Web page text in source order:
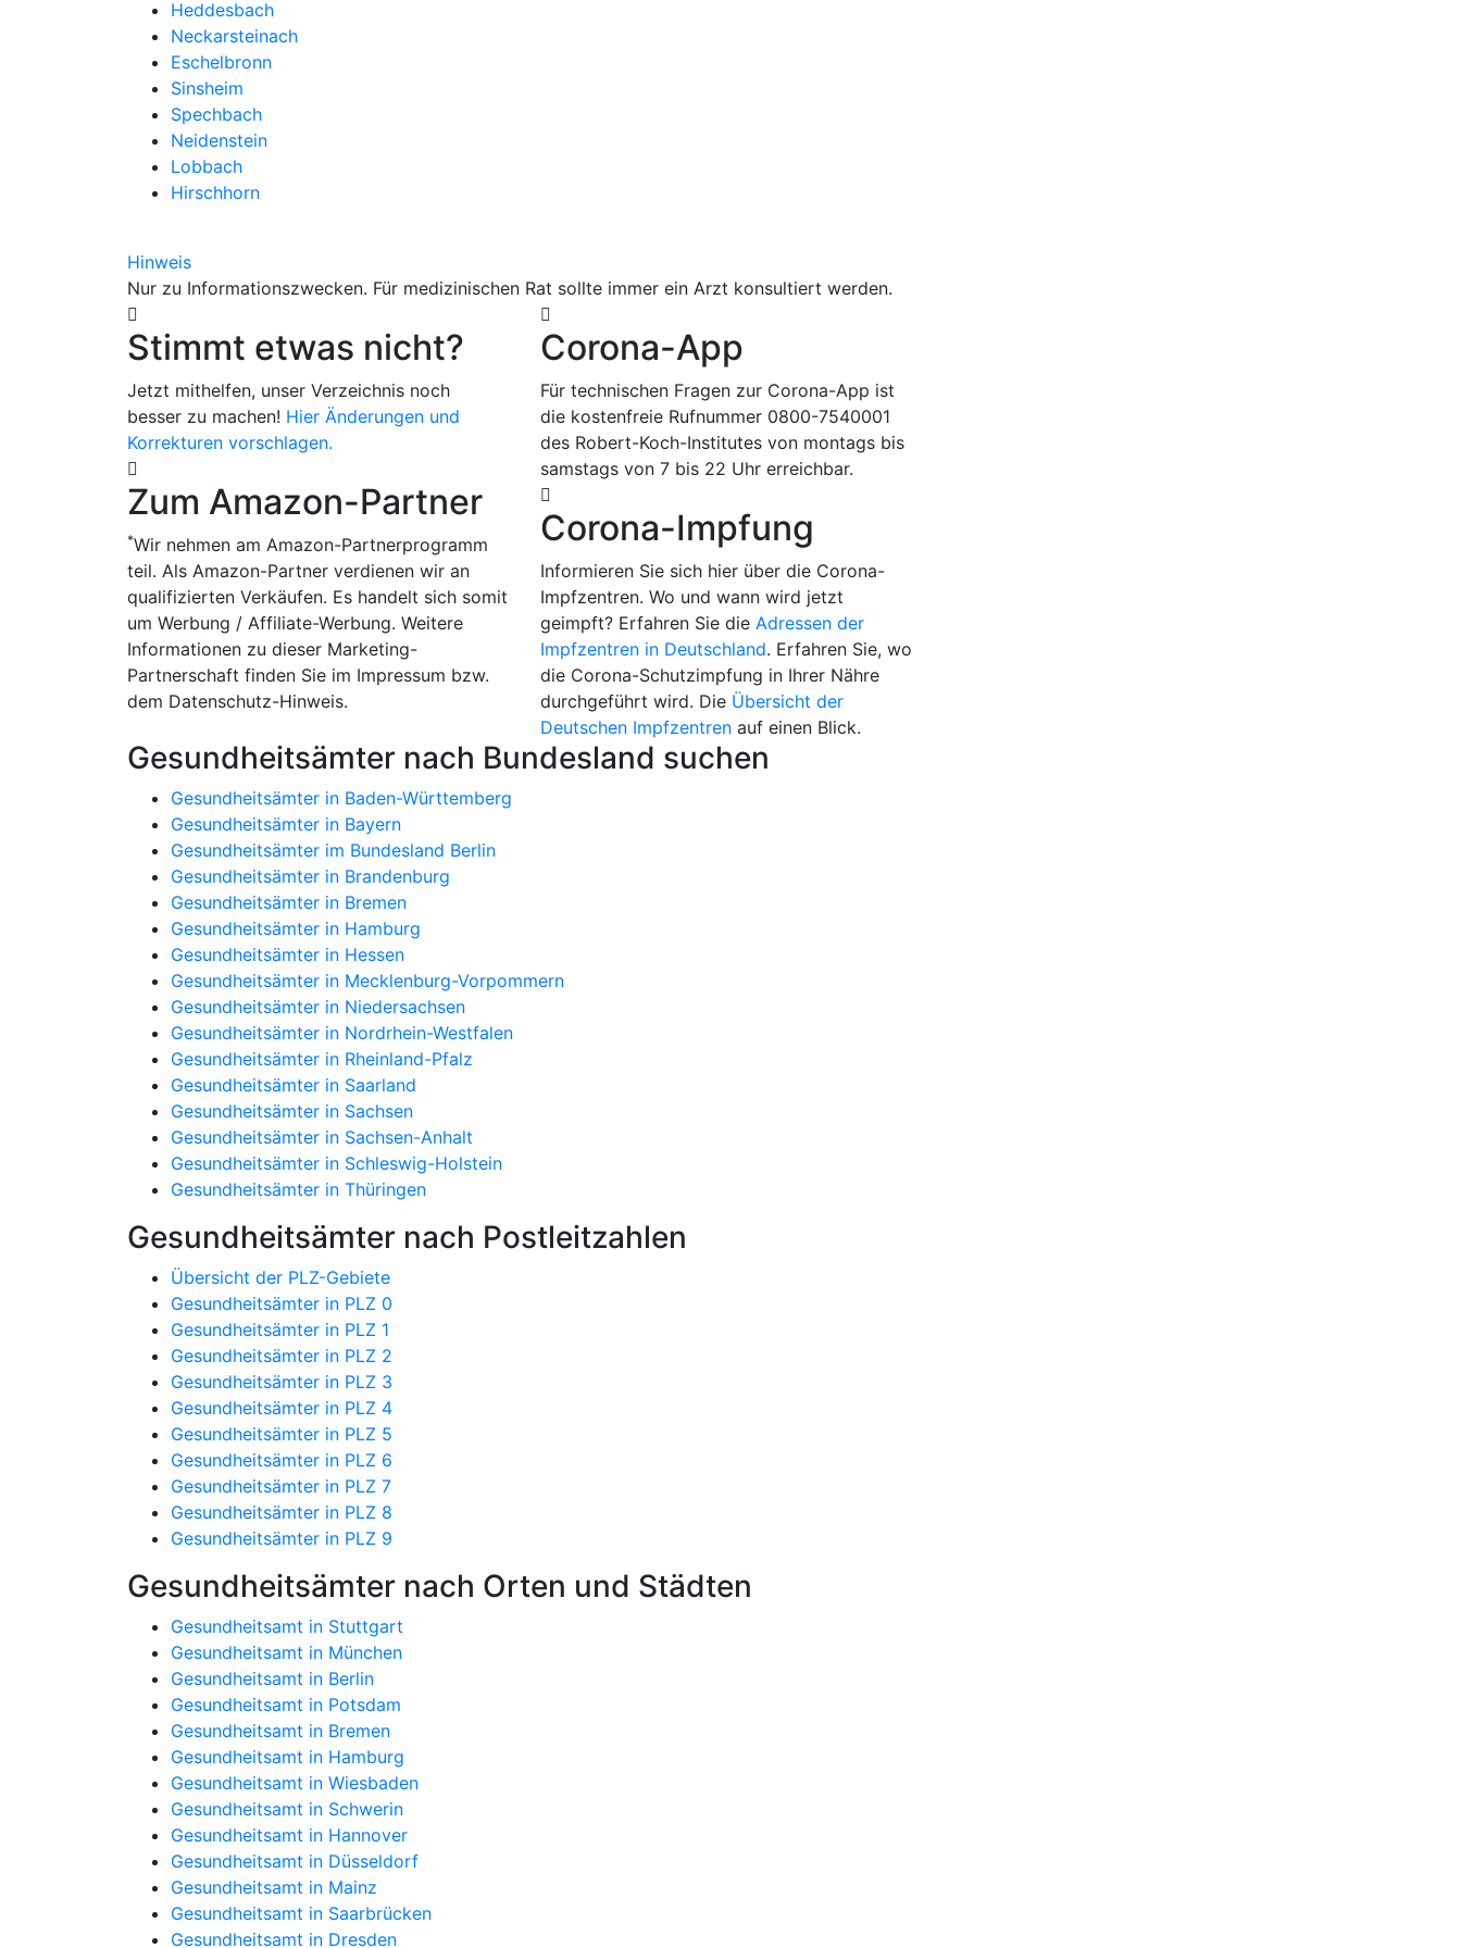
Heddesbach
Neckarsteinach
Eschelbronn
Sinsheim
Spechbach
Neidenstein
Lobbach
Hirschhorn
Hinweis
Nur zu Informationszwecken. Für medizinischen Rat sollte immer ein Arzt konsultiert werden.
Stimmt etwas nicht?
Jetzt mithelfen, unser Verzeichnis noch
besser zu machen! Hier Änderungen und
Korrekturen vorschlagen.
Zum Amazon-Partner
*Wir nehmen am Amazon-Partnerprogramm
teil. Als Amazon-Partner verdienen wir an
qualifizierten Verkäufen. Es handelt sich somit
um Werbung / Affiliate-Werbung. Weitere
Informationen zu dieser Marketing-
Partnerschaft finden Sie im Impressum bzw.
dem Datenschutz-Hinweis.
Corona-App
Für technischen Fragen zur Corona-App ist
die kostenfreie Rufnummer 0800-7540001
des Robert-Koch-Institutes von montags bis
samstags von 7 bis 22 Uhr erreichbar.
Corona-Impfung
Informieren Sie sich hier über die Corona-
Impfzentren. Wo und wann wird jetzt
geimpft? Erfahren Sie die Adressen der
Impfzentren in Deutschland. Erfahren Sie, wo
die Corona-Schutzimpfung in Ihrer Nähre
durchgeführt wird. Die Übersicht der
Deutschen Impfzentren auf einen Blick.
Gesundheitsämter nach Bundesland suchen
Gesundheitsämter in Baden-Württemberg
Gesundheitsämter in Bayern
Gesundheitsämter im Bundesland Berlin
Gesundheitsämter in Brandenburg
Gesundheitsämter in Bremen
Gesundheitsämter in Hamburg
Gesundheitsämter in Hessen
Gesundheitsämter in Mecklenburg-Vorpommern
Gesundheitsämter in Niedersachsen
Gesundheitsämter in Nordrhein-Westfalen
Gesundheitsämter in Rheinland-Pfalz
Gesundheitsämter in Saarland
Gesundheitsämter in Sachsen
Gesundheitsämter in Sachsen-Anhalt
Gesundheitsämter in Schleswig-Holstein
Gesundheitsämter in Thüringen
Gesundheitsämter nach Postleitzahlen
Übersicht der PLZ-Gebiete
Gesundheitsämter in PLZ 0
Gesundheitsämter in PLZ 1
Gesundheitsämter in PLZ 2
Gesundheitsämter in PLZ 3
Gesundheitsämter in PLZ 4
Gesundheitsämter in PLZ 5
Gesundheitsämter in PLZ 6
Gesundheitsämter in PLZ 7
Gesundheitsämter in PLZ 8
Gesundheitsämter in PLZ 9
Gesundheitsämter nach Orten und Städten
Gesundheitsamt in Stuttgart
Gesundheitsamt in München
Gesundheitsamt in Berlin
Gesundheitsamt in Potsdam
Gesundheitsamt in Bremen
Gesundheitsamt in Hamburg
Gesundheitsamt in Wiesbaden
Gesundheitsamt in Schwerin
Gesundheitsamt in Hannover
Gesundheitsamt in Düsseldorf
Gesundheitsamt in Mainz
Gesundheitsamt in Saarbrücken
Gesundheitsamt in Dresden